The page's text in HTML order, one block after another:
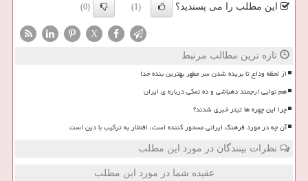
این مطلب را می پسندید؟ (1)
(0)
X
تازه ترین مطالب مرتبط
از لحظه وداع تا بریده شدن سر مطهر بهترین بنده خدا
هم نوایی ارجمند دهباشی و ده نمکی درباره ی ایران
چرا این چهره ها تیتر خبری شدند؟
آن چه در مورد فرهنگ ایرانی مسحور کننده است، افتخار به ترکیب با دین است
نظرات بینندگان در مورد این مطلب
عقیده شما در مورد این مطلب